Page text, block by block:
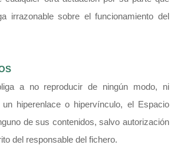
irrazonable sobre el funcionamiento del
a no reproducir de ningún modo, ni
hiperenlace o hipervínculo, el Espacio
de sus contenidos, salvo autorización
del responsable del fichero.